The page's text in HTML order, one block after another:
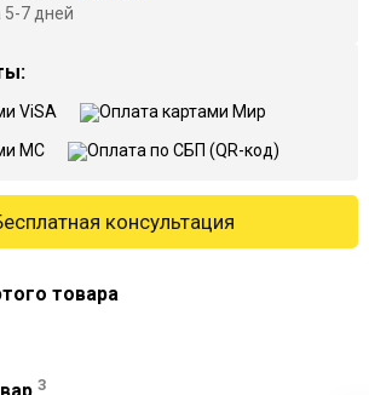
7 дней
консультация
товара
3